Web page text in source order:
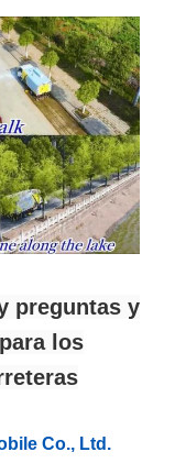
preguntas y
los
Co., Ltd.